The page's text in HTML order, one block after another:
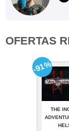
OFERTAS
THE
-91%